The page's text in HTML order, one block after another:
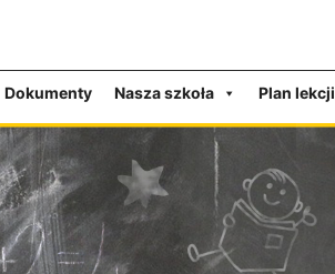
Dokumenty Nasza szkoła Plan lekcji